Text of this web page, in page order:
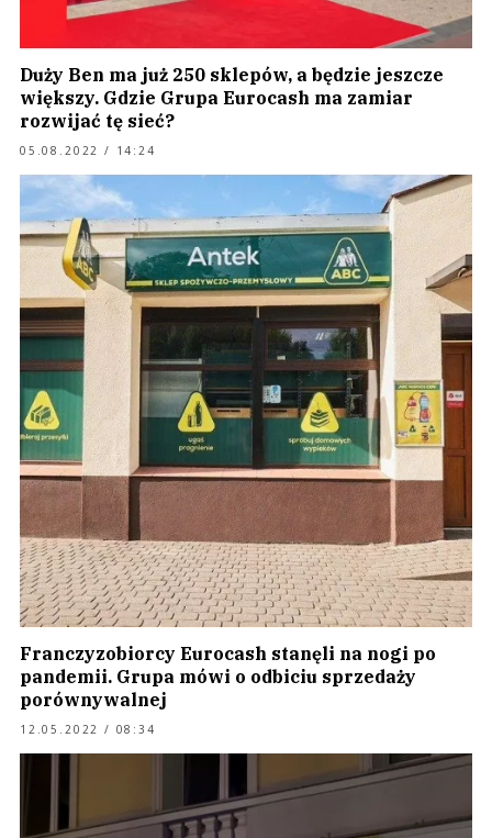
Duży Ben ma już 250 sklepów, a będzie jeszcze
większy. Gdzie Grupa Eurocash ma zamiar
rozwijać tę sieć?
05.08.2022 / 14:24
Franczyzobiorcy Eurocash stanęli na nogi po
pandemii. Grupa mówi o odbiciu sprzedaży
porównywalnej
12.05.2022 / 08:34